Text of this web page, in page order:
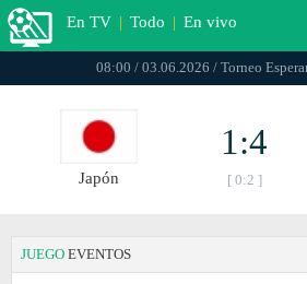
En TV | Todo | En vivo
08:00 / 03.06.2026 / Torneo
Japón
1:4
[ 0:2 ]
JUEGO EVENTOS